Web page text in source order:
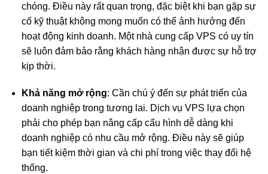
chóng. Điều này rất quan trọng, đặc biệt khi bạn gặp sự
cố kỹ thuật không mong muốn có thể ảnh hưởng đến
hoạt động kinh doanh. Một nhà cung cấp VPS có uy tín
sẽ luôn đảm bảo rằng khách hàng nhận được sự hỗ trợ
kịp thời.
Khả năng mở rộng: Cần chú ý đến sự phát triển của
doanh nghiệp trong tương lai. Dịch vụ VPS lựa chọn
phải cho phép bạn nâng cấp cấu hình dễ dàng khi
doanh nghiệp có nhu cầu mở rộng. Điều này sẽ giúp
bạn tiết kiệm thời gian và chi phí trong việc thay đổi hệ
thống.